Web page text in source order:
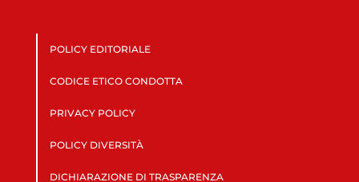
POLICY EDITORIALE
CODICE ETICO CONDOTTA
PRIVACY POLICY
POLICY DIVERSITÀ
DICHIARAZIONE DI TRASPARENZA